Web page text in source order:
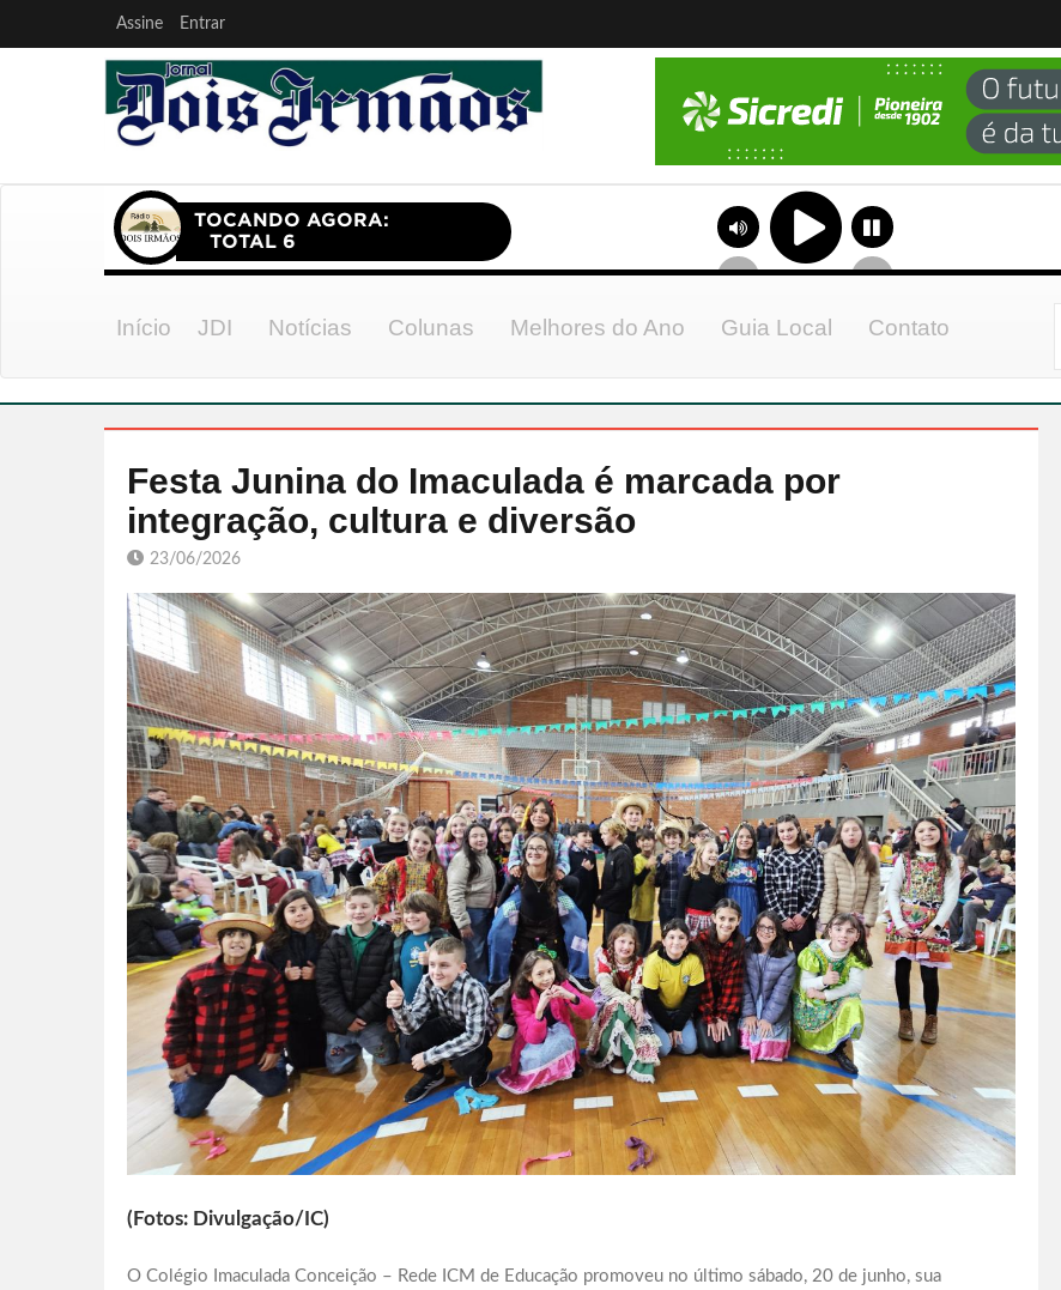
Assine Entrar
Início JDI Notícias Colunas Melhores do Ano Guia Local Contato
Festa Junina do Imaculada é marcada por
integração, cultura e diversão
23/06/2026
(Fotos: Divulgação/IC)
O Colégio Imaculada Conceição – Rede ICM de Educação promoveu no último sábado, 20 de junho, sua